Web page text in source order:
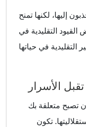
إليها، لكنها تمنح
التقليدية في
التقليدية في حياتها
تصبح متعلقة بك
تكون